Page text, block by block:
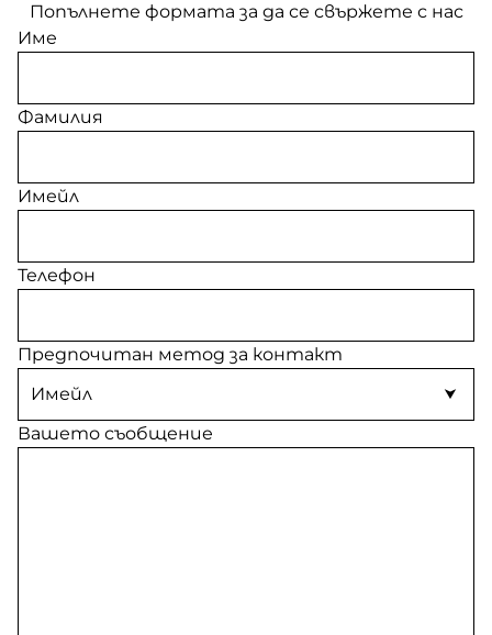
Попълнете формата за да се свържете с нас
Име
Фамилия
Имейл
Телефон
Предпочитан метод за контакт
Вашето съобщение